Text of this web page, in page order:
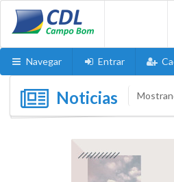
Navegar Entrar
Noticias